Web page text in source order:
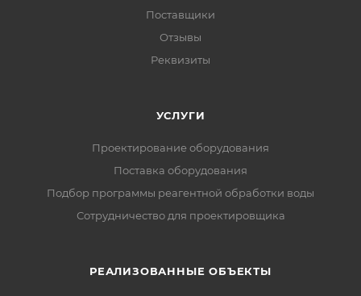
Поставщики
Отзывы
Реквизиты
УСЛУГИ
Проектирование оборудования
Поставка оборудования
Подбор программы реагентной обработки воды
Сотрудничество для проектировщика
РЕАЛИЗОВАННЫЕ ОБЪЕКТЫ